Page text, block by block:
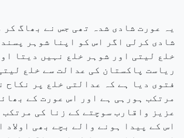
یہ عورت شادی شدہ تھی جس نے بھاگ
شادی کرلی اگر اس کو اپنا شوہر
خلع لیتی اور شوہر خلع نہیں دیتا
ریاست پاکستان کی عدالت سے خلع
فتوی دیا ہے کہ عدالتی خلع پر نکاح
مرتکب ہورہی ہے اور اس عورت کے
عزیز واقارب سوچتے کے زنا کی مرتکب
اس کے پیدا ہونے والے بچے بھی اولاد